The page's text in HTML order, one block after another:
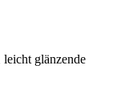
glänzende